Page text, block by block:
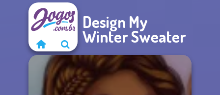
Design My
Winter Sweater